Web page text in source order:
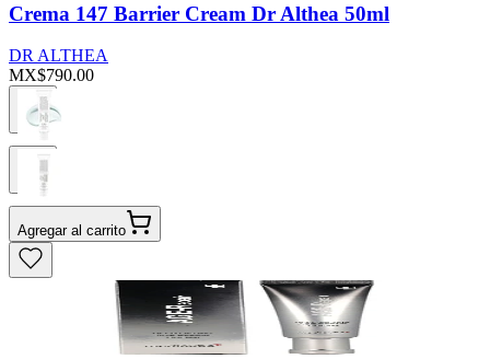
Crema 147 Barrier Cream Dr Althea 50ml
DR ALTHEA
MX$790.00
Agregar al carrito